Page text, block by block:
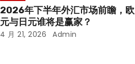
2026年下半年外汇市场前瞻，欧
元与日元谁将是赢家？
4 月 21, 2026 Admin